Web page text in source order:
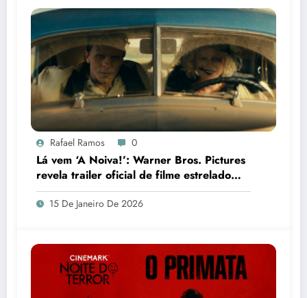
Rafael Ramos 0
Lá vem ‘A Noiva!’: Warner Bros. Pictures
revela trailer oficial de filme estrelado
por Jessie Buckley
15 De Janeiro De 2026